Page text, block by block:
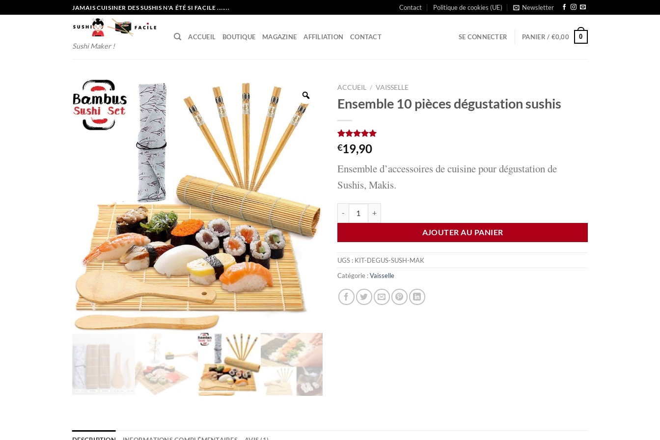
au
JAMAIS CUISINER DES SUSHIS N'A ÉTÉ SI FACILE ....... Contact Politique de cookies (UE) Newsletter
Sushi Maker !
ACCUEIL BOUTIQUE MAGAZINE AFFILIATION CONTACT SE CONNECTER PANIER / €0,00 0
ACCUEIL / VAISSELLE
Ensemble 10 pièces dégustation sushis
Noté 5.00
sur 5 basé
1
client
€19,90
Ensemble d’accessoires de cuisine pour dégustation de
Sushis, Makis.
AJOUTER AU PANIER
UGS : KIT-DEGUS-SUSH-MAK
Catégorie :Vaisselle